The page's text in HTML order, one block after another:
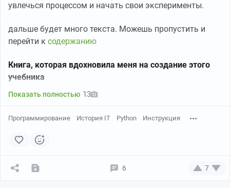
Список игр врепозитории
Все программы я разделил на три уровня сложности.
- Во второй группе уже требуется понимание списков и
функций.
данных и логика, подходящая для более опытных
увлечься процессом и начать свои эксперименты.
дальше будет много текста. Можешь пропустить и
перейти к содержанию
Книга, которая вдохновила меня на создание этого
учебника
Показать полностью 13
Программирование История IT Python Инструкция
6 7